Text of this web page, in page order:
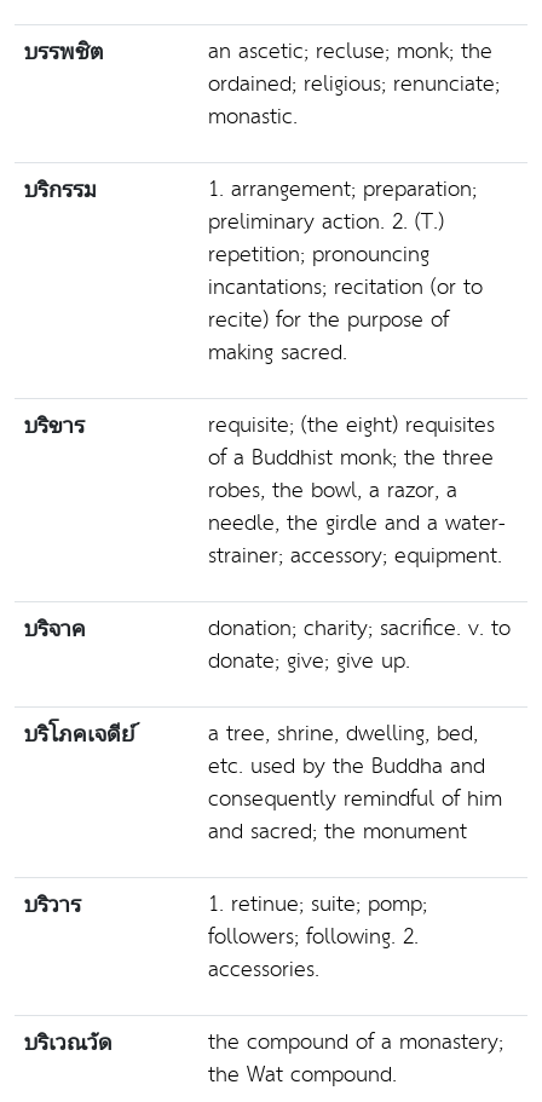
บรรพชิต
an ascetic; recluse; monk; the
ordained; religious; renunciate;
monastic.
บริกรรม
1. arrangement; preparation;
preliminary action. 2. (T.)
repetition; pronouncing
incantations; recitation (or to
recite) for the purpose of
making sacred.
บริขาร
requisite; (the eight) requisites
of a Buddhist monk; the three
robes, the bowl, a razor, a
needle, the girdle and a water-
strainer; accessory; equipment.
บริจาค
donation; charity; sacrifice. v. to
donate; give; give up.
บริโภคเจดีย์
a tree, shrine, dwelling, bed,
etc. used by the Buddha and
consequently remindful of him
and sacred; the monument
บริวาร
1. retinue; suite; pomp;
followers; following. 2.
accessories.
บริเวณวัด
the compound of a monastery;
the Wat compound.